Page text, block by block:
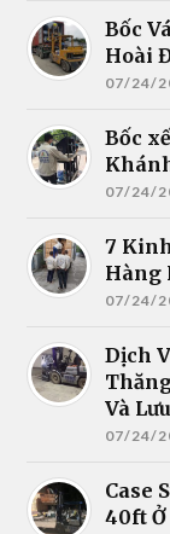
Bốc
Hoài
07/24/
Bốc
07/24/
7
Hàng
07/24/
Dịch
Và
07/24/
Case
40ft Ở